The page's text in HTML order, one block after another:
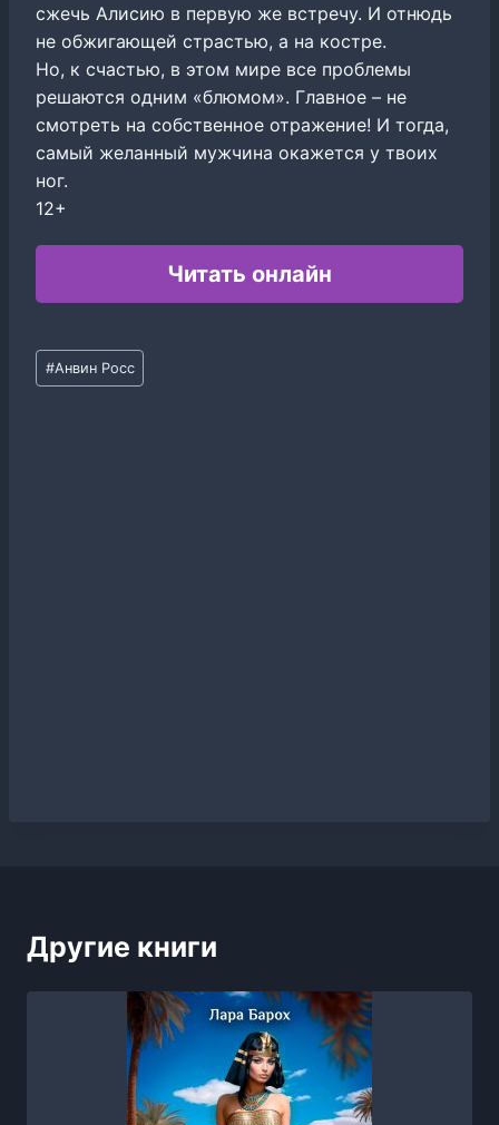
сжечь Алисию в первую же встречу. И отнюдь
не обжигающей страстью, а на костре.
Но, к счастью, в этом мире все проблемы
решаются одним «блюмом». Главное – не
смотреть на собственное отражение! И тогда,
самый желанный мужчина окажется у твоих
ног.
12+
Читать онлайн
Метки
записи:
#Анвин Росс
Другие книги